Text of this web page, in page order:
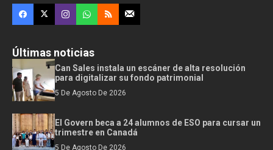
Últimas noticias
Can Sales instala un escáner de alta resolución
para digitalizar su fondo patrimonial
5 De Agosto De 2026
El Govern beca a 24 alumnos de ESO para cursar un
trimestre en Canadá
5 De Agosto De 2026